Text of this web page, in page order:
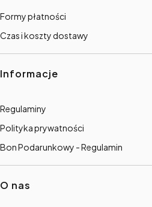
Formy płatności
Czas i koszty dostawy
Informacje
Regulaminy
Polityka prywatności
Bon Podarunkowy - Regulamin
O nas